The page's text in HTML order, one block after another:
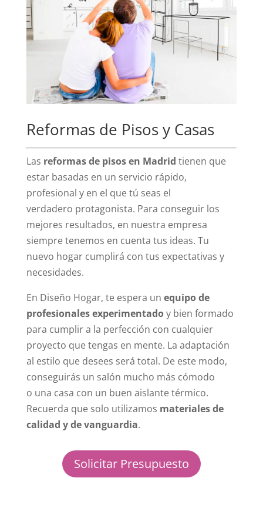
Reformas de Pisos y Casas
Las reformas de pisos en Madrid tienen que
estar basadas en un servicio rápido,
profesional y en el que tú seas el
verdadero protagonista. Para conseguir los
mejores resultados, en nuestra empresa
siempre tenemos en cuenta tus ideas. Tu
nuevo hogar cumplirá con tus expectativas y
necesidades.
En Diseño Hogar, te espera un equipo de
profesionales experimentadoy bien formado
para cumplir a la perfección con cualquier
proyecto que tengas en mente. La adaptación
al estilo que desees será total. De este modo,
conseguirás un salón mucho más cómodo
o una casa con un buen aislante térmico.
Recuerda que solo utilizamos materiales de
calidad y de vanguardia.
Solicitar Presupuesto